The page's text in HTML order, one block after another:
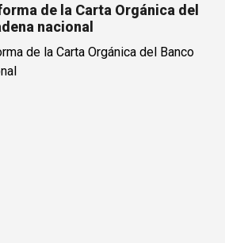
de la Carta Orgánica del
nacional